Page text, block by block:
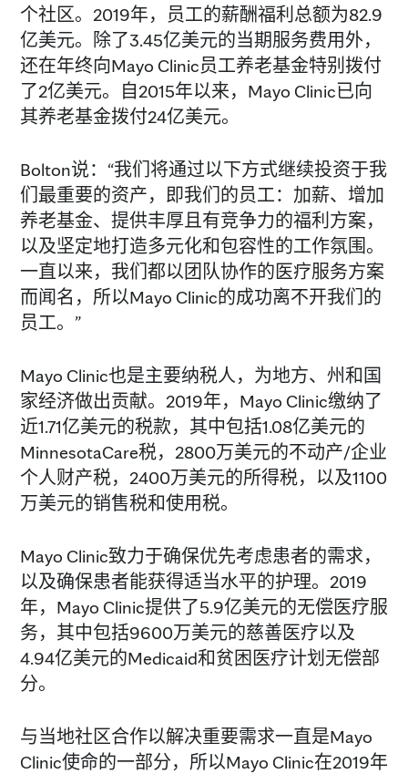
个社区。2019年，员工的薪酬福利总额为82.9
亿美元。除了3.45亿美元的当期服务费用外，
还在年终向Mayo Clinic员工养老基金特别拨付
了2亿美元。自2015年以来，Mayo Clinic已向
其养老基金拨付24亿美元。
Bolton说：“我们将通过以下方式继续投资于我
们最重要的资产，即我们的员工：加薪、增加
养老基金、提供丰厚且有竞争力的福利方案，
以及坚定地打造多元化和包容性的工作氛围。
一直以来，我们都以团队协作的医疗服务方案
而闻名，所以Mayo Clinic的成功离不开我们的
员工。”
Mayo Clinic也是主要纳税人，为地方、州和国
家经济做出贡献。2019年，Mayo Clinic缴纳了
近1.71亿美元的税款，其中包括1.08亿美元的
MinnesotaCare税，2800万美元的不动产/企业
个人财产税，2400万美元的所得税，以及1100
万美元的销售税和使用税。
Mayo Clinic致力于确保优先考虑患者的需求，
以及确保患者能获得适当水平的护理。2019
年，Mayo Clinic提供了5.9亿美元的无偿医疗服
务，其中包括9600万美元的慈善医疗以及
4.94亿美元的Medicaid和贫困医疗计划无偿部
分。
与当地社区合作以解决重要需求一直是Mayo
Clinic使命的一部分，所以Mayo Clinic在2019年